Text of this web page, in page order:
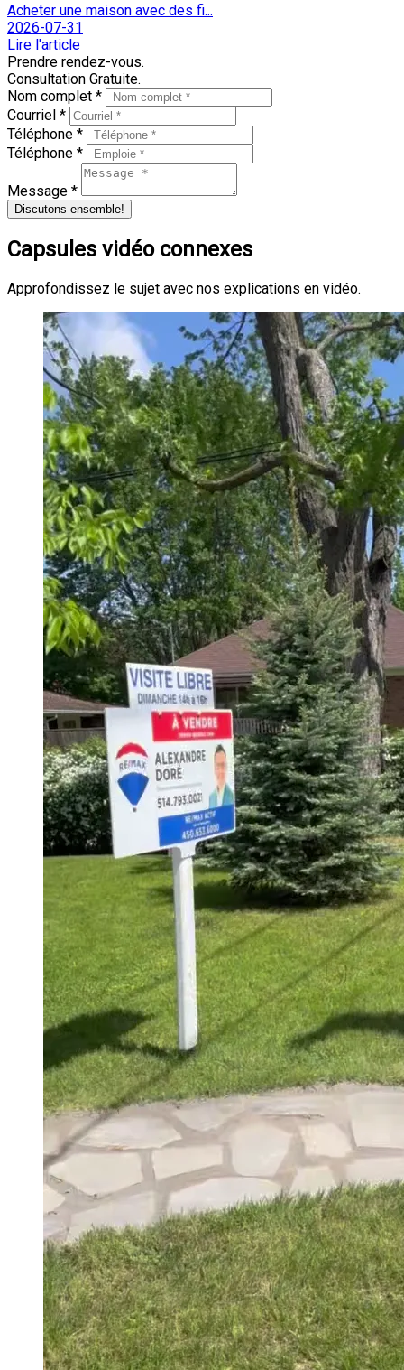
Acheter une maison avec des fi...
2026-07-31
Lire l'article
Prendre rendez-vous.
Consultation Gratuite.
Nom complet *
Courriel *
Téléphone *
Téléphone *
Message *
Discutons ensemble!
Capsules vidéo connexes
Approfondissez le sujet avec nos explications en vidéo.